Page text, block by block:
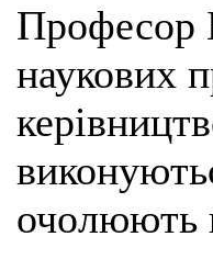
Професор
наукових
очолюють